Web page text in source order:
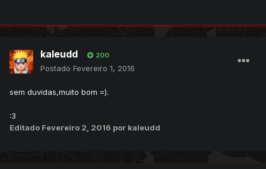
kaleudd 200
Postado Fevereiro 1, 2016
sem duvidas,muito bom =).
:3
Editado Fevereiro 2, 2016 por kaleudd